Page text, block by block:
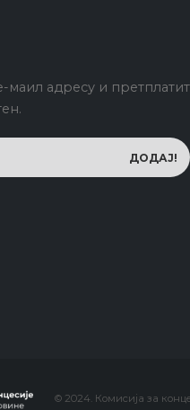
маил адресу и
© 2024. Комисија за